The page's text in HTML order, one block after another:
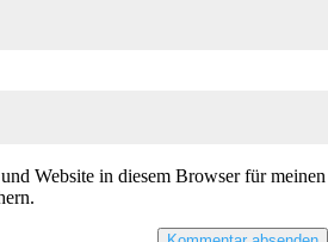
Website in diesem Browser für meinen